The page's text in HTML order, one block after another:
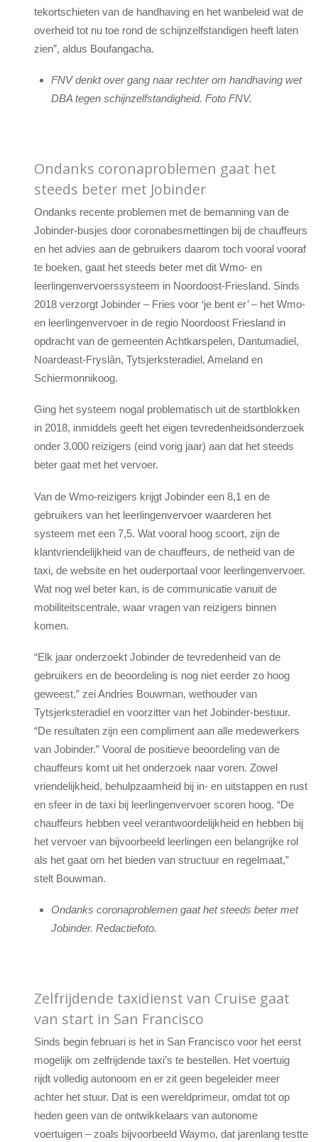
tekortschieten van de handhaving en het wanbeleid wat de
overheid tot nu toe rond de schijnzelfstandigen heeft laten
zien”, aldus Boufangacha.
FNV denkt over gang naar rechter om handhaving wet
DBA tegen schijnzelfstandigheid. Foto FNV.
Ondanks coronaproblemen gaat het
steeds beter met Jobinder
Ondanks recente problemen met de bemanning van de
Jobinder-busjes door coronabesmettingen bij de chauffeurs
en het advies aan de gebruikers daarom toch vooral vooraf
te boeken, gaat het steeds beter met dit Wmo- en
leerlingenvervoerssysteem in Noordoost-Friesland. Sinds
2018 verzorgt Jobinder – Fries voor ‘je bent er’ – het Wmo-
en leerlingenvervoer in de regio Noordoost Friesland in
opdracht van de gemeenten Achtkarspelen, Dantumadiel,
Noardeast-Fryslân, Tytsjerksteradiel, Ameland en
Schiermonnikoog.
Ging het systeem nogal problematisch uit de startblokken
in 2018, inmiddels geeft het eigen tevredenheidsonderzoek
onder 3.000 reizigers (eind vorig jaar) aan dat het steeds
beter gaat met het vervoer.
Van de Wmo-reizigers krijgt Jobinder een 8,1 en de
gebruikers van het leerlingenvervoer waarderen het
systeem met een 7,5. Wat vooral hoog scoort, zijn de
klantvriendelijkheid van de chauffeurs, de netheid van de
taxi, de website en het ouderportaal voor leerlingenvervoer.
Wat nog wel beter kan, is de communicatie vanuit de
mobiliteitscentrale, waar vragen van reizigers binnen
komen.
“Elk jaar onderzoekt Jobinder de tevredenheid van de
gebruikers en de beoordeling is nog niet eerder zo hoog
geweest,” zei Andries Bouwman, wethouder van
Tytsjerksteradiel en voorzitter van het Jobinder-bestuur.
“De resultaten zijn een compliment aan alle medewerkers
van Jobinder.” Vooral de positieve beoordeling van de
chauffeurs komt uit het onderzoek naar voren. Zowel
vriendelijkheid, behulpzaamheid bij in- en uitstappen en rust
en sfeer in de taxi bij leerlingenvervoer scoren hoog. “De
chauffeurs hebben veel verantwoordelijkheid en hebben bij
het vervoer van bijvoorbeeld leerlingen een belangrijke rol
als het gaat om het bieden van structuur en regelmaat,”
stelt Bouwman.
Ondanks coronaproblemen gaat het steeds beter met
Jobinder. Redactiefoto.
Zelfrijdende taxidienst van Cruise gaat
van start in San Francisco
Sinds begin februari is het in San Francisco voor het eerst
mogelijk om zelfrijdende taxi’s te bestellen. Het voertuig
rijdt volledig autonoom en er zit geen begeleider meer
achter het stuur. Dat is een wereldprimeur, omdat tot op
heden geen van de ontwikkelaars van autonome
voertuigen – zoals bijvoorbeeld Waymo, dat jarenlang testte